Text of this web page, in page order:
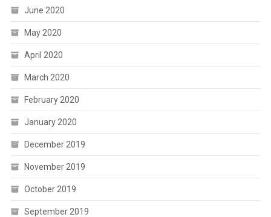
June 2020
May 2020
April 2020
March 2020
February 2020
January 2020
December 2019
November 2019
October 2019
September 2019